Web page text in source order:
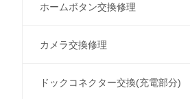
ホームボタン交換修理
カメラ交換修理
ドックコネクター交換(充電部分)